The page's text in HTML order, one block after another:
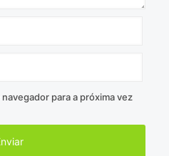
para a próxima vez